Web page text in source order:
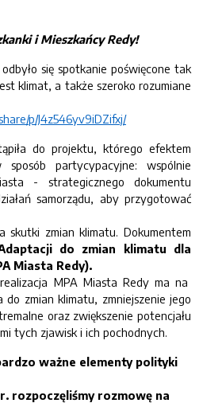
i Mieszkańcy Redy!
się spotkanie poświęcone tak
klimat, a także szeroko rozumiane
p/J4z546yv9iDZifxj/
do projektu, którego efektem
partycypacyjne: wspólnie
- strategicznego dokumentu
samorządu, aby przygotować
skutki zmian klimatu. Dokumentem
do zmian klimatu dla
Miasta Redy).
MPA Miasta Redy ma na
zmian klimatu, zmniejszenie jego
oraz zwiększenie potencjału
tych zjawisk i ich pochodnych.
ważne elementy polityki
rozpoczęliśmy rozmowę na